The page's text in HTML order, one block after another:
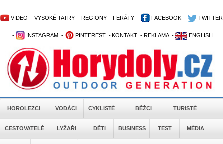
VIDEO - VYSOKÉ TATRY - REGIONY - FERÁTY - FACEBOOK - TWITTER
- INSTAGRAM - PINTEREST - KONTAKT - REKLAMA - ENGLISH
HOROLEZCI VODÁCI CYKLISTÉ BĚŽCI TURISTÉ
CESTOVATELÉ LYŽAŘI DĚTI BUSINESS TEST MÉDIA